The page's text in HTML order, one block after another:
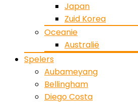
Japan
Zuid Korea
Oceanie
Australië
Spelers
Aubameyang
Bellingham
Diego Costa